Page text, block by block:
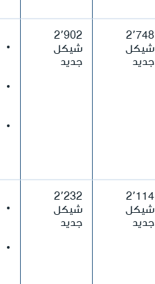
2٬748
شيكل
جديد
2٬902
شيكل
جديد
2٬114
شيكل
جديد
2٬232
شيكل
جديد